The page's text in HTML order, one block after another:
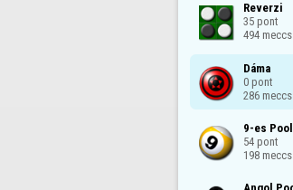
Reverzi
35 pont
494 meccs
Dáma
0 pont
286 meccs
9-es Pool
54 pont
198 meccs